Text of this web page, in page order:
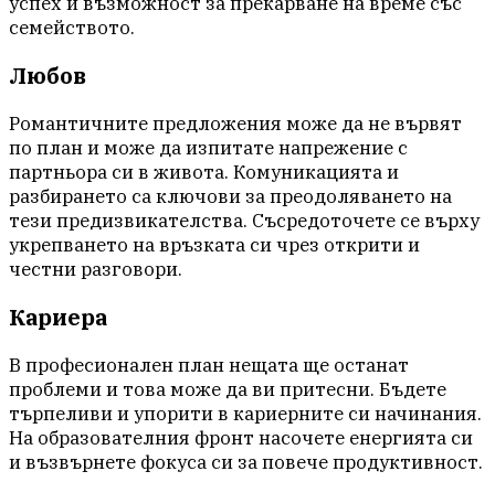
семейството.
Любов
Романтичните предложения може да не вървят
по план и може да изпитате напрежение с
партньора си в живота. Комуникацията и
разбирането са ключови за преодоляването на
тези предизвикателства. Съсредоточете се върху
укрепването на връзката си чрез открити и
честни разговори.
Кариера
В професионален план нещата ще останат
проблеми и това може да ви притесни. Бъдете
търпеливи и упорити в кариерните си начинания.
На образователния фронт насочете енергията си
и възвърнете фокуса си за повече продуктивност.